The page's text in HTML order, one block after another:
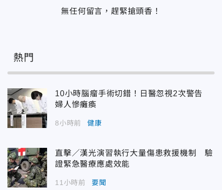
無任何留言，趕緊搶頭香！
熱門
10小時腦瘤手術切錯！日醫忽視2次警告
婦人慘癱瘓
8小時前 健康
直擊／漢光演習執行大量傷患救援機制 驗
證緊急醫療應處效能
11小時前 要聞